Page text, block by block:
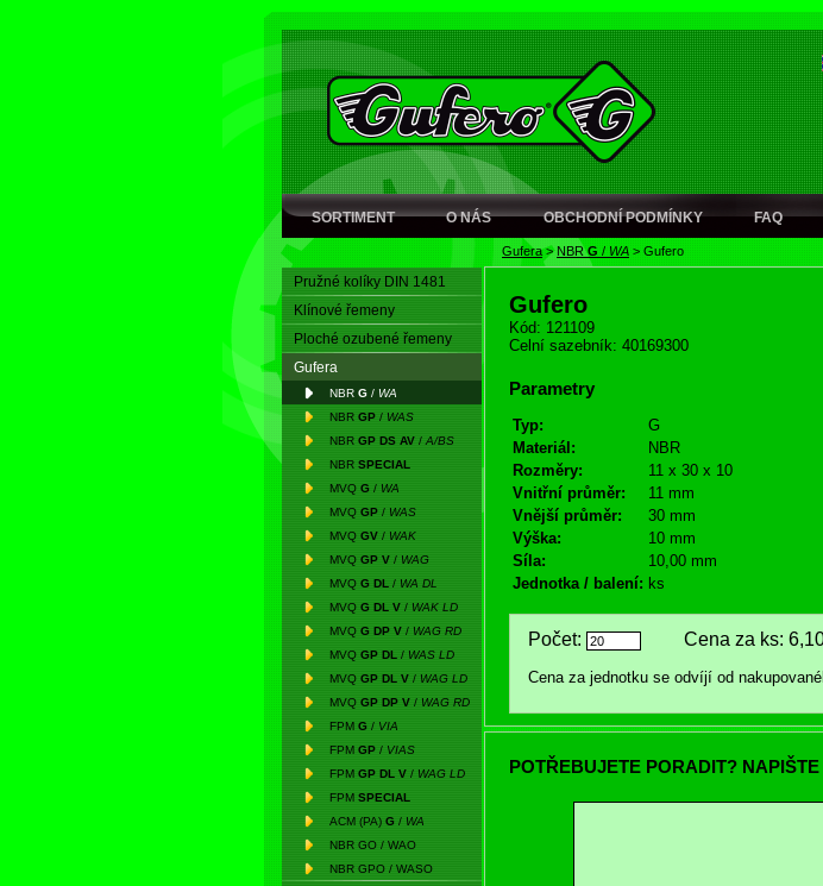
SORTIMENT O NÁS OBCHODNÍ PODMÍNKY FAQ
Gufera> NBRG / WA > Gufero
Pružné kolíky DIN 1481
Klínové řemeny
Ploché ozubené řemeny
Gufera
NBR G / WA
NBR GP / WAS
NBR GP DS AV / A/BS
NBR SPECIAL
MVQ G / WA
MVQ GP / WAS
MVQ GV / WAK
MVQ GP V / WAG
MVQ G DL / WA DL
MVQ G DL V / WAK LD
MVQ G DP V / WAG RD
MVQ GP DL / WAS LD
MVQ GP DL V / WAG LD
MVQ GP DP V / WAG RD
FPM G / VIA
FPM GP / VIAS
FPM GP DL V / WAG LD
FPM SPECIAL
ACM (PA) G / WA
NBR GO / WAO
NBR GPO / WASO
Gufero
Kód: 121109
Celní sazebník: 40169300
Parametry
Typ:
G
Materiál:
NBR
Rozměry:
11 x 30 x 10
Vnitřní průměr:
11 mm
Vnější průměr:
30 mm
Výška:
10 mm
Síla:
10,00 mm
Jednotka / balení: ks
Počet: Cena za ks:
Cena za jednotku se odvíjí od
POTŘEBUJETE PORADIT?